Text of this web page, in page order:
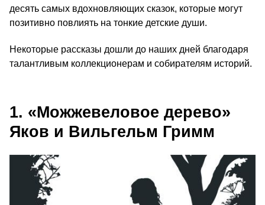
десять самых вдохновляющих сказок, которые могут
позитивно повлиять на тонкие детские души.
Некоторые рассказы дошли до наших дней благодаря
талантливым коллекционерам и собирателям историй.
1. «Можжевеловое дерево»
Яков и Вильгельм Гримм